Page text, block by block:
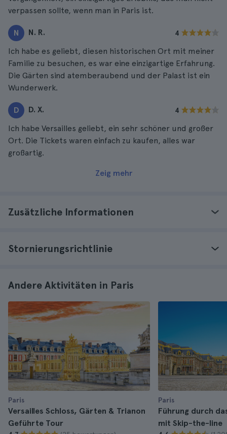
verpassen sollte, wenn man in Paris ist.
N N. R. 4
Ich habe es geliebt, diesen historischen Ort mit meiner
Familie zu besuchen, es war eine einzigartige Erfahrung.
Die Gärten sind atemberaubend und der Palast ist ein
Wunderwerk.
D D. X. 4
Ich habe Versailles geliebt, ein sehr schöner und großer
Ort. Die Tickets waren einfach zu kaufen, alles war
großartig.
Zeig mehr
Zusätzliche Informationen
Stornierungsrichtlinie
Andere Aktivitäten in Paris
Paris
Versailles Schloss, Gärten & Trianon
Geführte Tour
Paris
Führung durch
mit Skip-the-line